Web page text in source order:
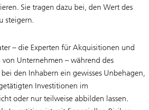
Sie tragen dazu bei, den Wert des
steigern.
– die Experten für Akquisitionen und
Unternehmen – während des
bei den Inhabern ein gewisses Unbehagen,
Investitionen im
oder nur teilweise abbilden lassen.